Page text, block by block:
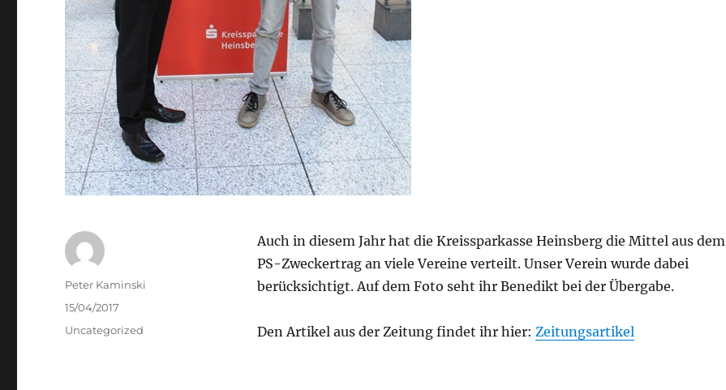
Auch in diesem Jahr hat die Kreissparkasse Heinsberg die Mittel aus dem
PS-Zweckertrag an viele Vereine verteilt. Unser Verein wurde dabei
berücksichtigt. Auf dem Foto seht ihr Benedikt bei der Übergabe.
Den Artikel aus der Zeitung findet ihr hier: Zeitungsartikel
Autor
Peter Kaminski
Veröffentlicht
15/04/2017
Kategorien
Uncategorized